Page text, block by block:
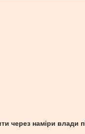
через наміри влади